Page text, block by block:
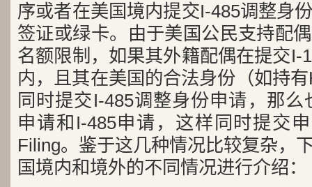
序或者在美国境内提交I-485调整身
签证或绿卡。由于美国公民支持配
名额限制，如果其外籍配偶在提交I-
内，且其在美国的合法身份（如持
同时提交I-485调整身份申请，那
申请和I-485申请，这样同时提交
Filing。鉴于这几种情况比较复杂，
国境内和境外的不同情况进行介绍：